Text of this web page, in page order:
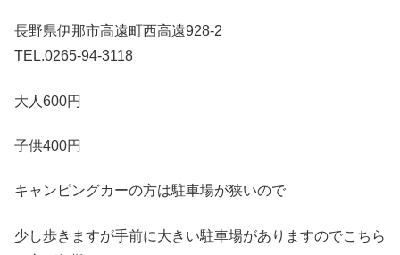
長野県伊那市高遠町西高遠928-2
TEL.0265-94-3118
大人600円
子供400円
キャンピングカーの方は駐車場が狭いので
少し歩きますが手前に大きい駐車場がありますのでこちら